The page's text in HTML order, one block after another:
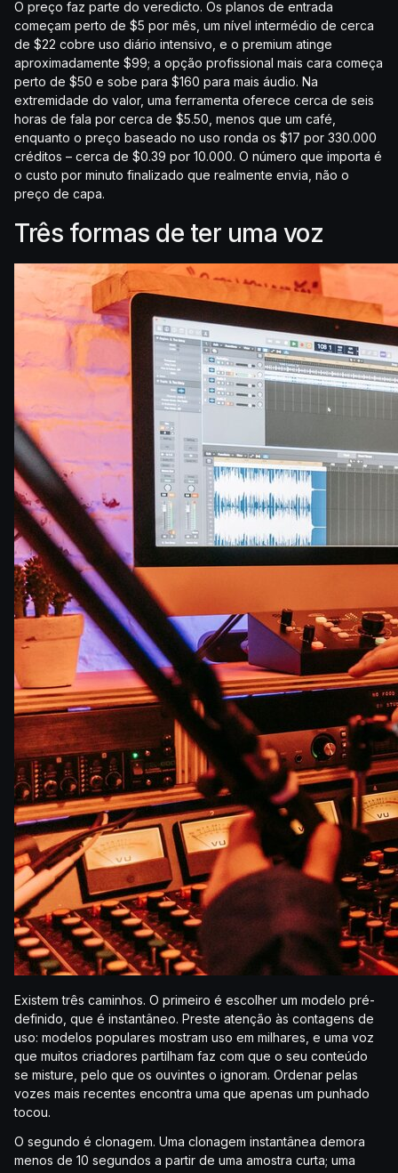
O preço faz parte do veredicto. Os planos de entrada
começam perto de $5 por mês, um nível intermédio de cerca
de $22 cobre uso diário intensivo, e o premium atinge
aproximadamente $99; a opção profissional mais cara começa
perto de $50 e sobe para $160 para mais áudio. Na
extremidade do valor, uma ferramenta oferece cerca de seis
horas de fala por cerca de $5.50, menos que um café,
enquanto o preço baseado no uso ronda os $17 por 330.000
créditos – cerca de $0.39 por 10.000. O número que importa é
o custo por minuto finalizado que realmente envia, não o
preço de capa.
Três formas de ter uma voz
Existem três caminhos. O primeiro é escolher um modelo pré-
definido, que é instantâneo. Preste atenção às contagens de
uso: modelos populares mostram uso em milhares, e uma voz
que muitos criadores partilham faz com que o seu conteúdo
se misture, pelo que os ouvintes o ignoram. Ordenar pelas
vozes mais recentes encontra uma que apenas um punhado
tocou.
O segundo é clonagem. Uma clonagem instantânea demora
menos de 10 segundos a partir de uma amostra curta; uma